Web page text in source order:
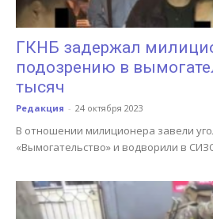
ГКНБ задержал
подозрению в
тысяч
Редакция - 24 октября 2023
В отношении милиционера завели
«Вымогательство» и водворили в